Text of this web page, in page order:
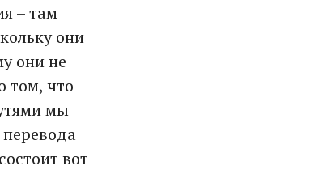
– там
они
они не
том, что
мы
вот